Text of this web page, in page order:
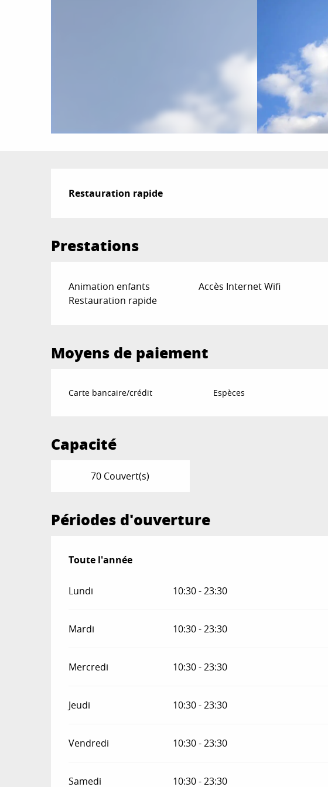
Description
Restauration rapide
Prestations
Animation enfants Accès Internet Wifi
Restauration rapide
Moyens de paiement
Carte bancaire/crédit Espèces
Capacité
70 Couvert(s)
Périodes d'ouverture
Toute l'année
Toute l'année
Lundi 10:30 - 23:30
Mardi 10:30 - 23:30
Mercredi 10:30 - 23:30
Jeudi 10:30 - 23:30
Vendredi 10:30 - 23:30
Samedi 10:30 - 23:30